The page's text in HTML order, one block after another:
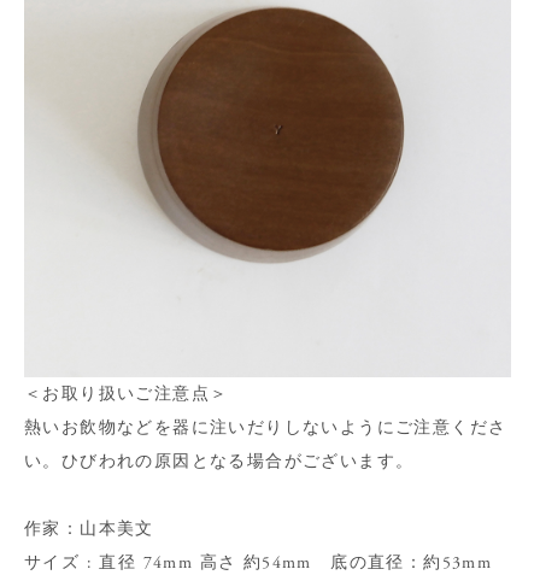
＜お取り扱いご注意点＞
熱いお飲物などを器に注いだりしないようにご注意くださ
い。ひびわれの原因となる場合がございます。
作家：山本美文
サイズ : 直径 74mm 高さ 約54mm 底の直径：約53mm